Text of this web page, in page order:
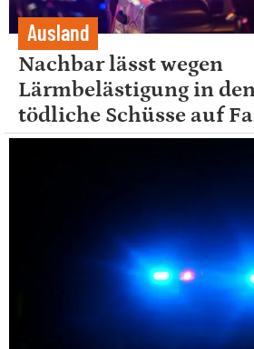
Ausland
Nachbar lässt wegen
Lärmbelästigung in
tödliche Schüsse auf